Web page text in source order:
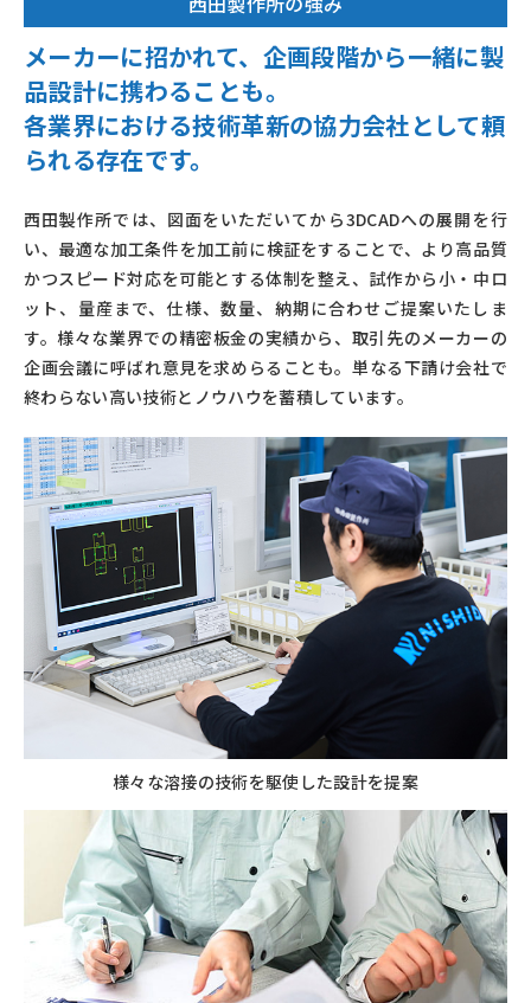
メーカーに招かれて、企画段階から一緒に製
品設計に携わることも。
各業界における技術革新の協力会社として頼
られる存在です。
西田製作所では、図面をいただいてから3DCADへの展開を行
い、最適な加工条件を加工前に検証をすることで、より高品質
かつスピード対応を可能とする体制を整え、試作から小・中ロ
ット、量産まで、仕様、数量、納期に合わせご提案いたしま
す。様々な業界での精密板金の実績から、取引先のメーカーの
企画会議に呼ばれ意見を求めらることも。単なる下請け会社で
終わらない高い技術とノウハウを蓄積しています。
様々な溶接の技術を駆使した設計を提案